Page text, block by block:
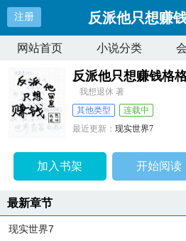
注册 反派他只想赚
网站首页 小说分类
反派他只想赚钱格
我想退休 著
其他类型
连载中
最近更新：现实世界7
加入书架 开始阅读
最新章节
现实世界7